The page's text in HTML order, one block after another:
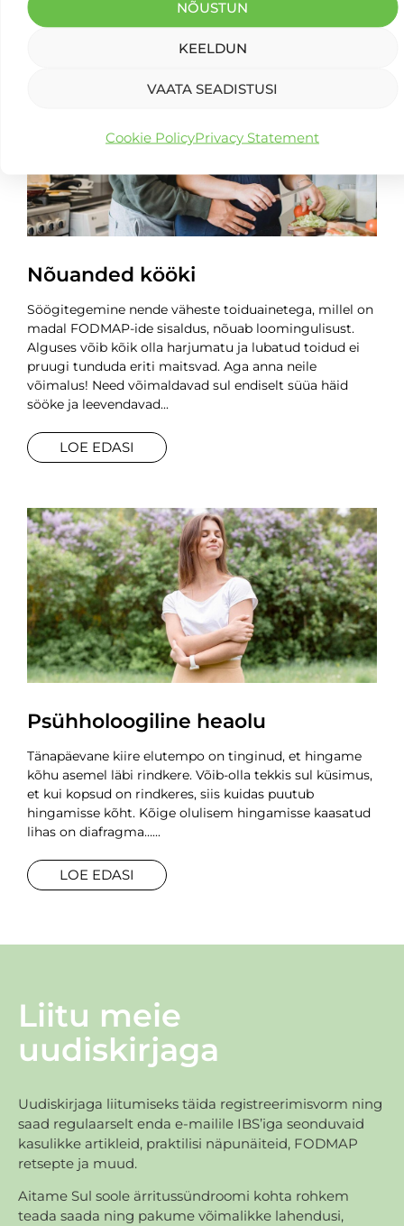
NÕUSTUN
KEELDUN
VAATA SEADISTUSI
Cookie PolicyPrivacy Statement
Nõuanded kööki
Söögitegemine nende väheste toiduainetega, millel on
madal FODMAP-ide sisaldus, nõuab loomingulisust.
Alguses võib kõik olla harjumatu ja lubatud toidud ei
pruugi tunduda eriti maitsvad. Aga anna neile
võimalus! Need võimaldavad sul endiselt süüa häid
sööke ja leevendavad
LOE EDASI
Psühholoogiline heaolu
Tänapäevane kiire elutempo on tinginud, et hingame
kõhu asemel läbi rindkere. Võib-olla tekkis sul küsimus,
et kui kopsud on rindkeres, siis kuidas puutub
hingamisse kõht. Kõige olulisem hingamisse kaasatud
lihas on diafragma…
LOE EDASI
Liitu meie
uudiskirjaga
Uudiskirjaga liitumiseks täida registreerimisvorm ning
saad regulaarselt enda e-mailile IBS’iga seonduvaid
kasulikke artikleid, praktilisi näpunäiteid, FODMAP
retsepte ja muud.
Aitame Sul soole ärritussündroomi kohta rohkem
teada saada ning pakume võimalikke lahendusi,